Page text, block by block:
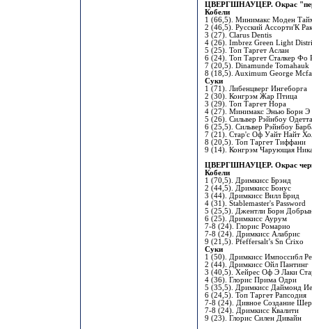
ЦВЕРГШНАУЦЕР. Окрас
Кобели
1 (66,5). Минимакс Моден
2 (46,5). Русский Ассорти'К
3 (27). Clarus Dentis
4 (26). Imbrez Green Light
5 (25). Топ Таргет Аслан
6 (24). Топ Таргет Сталкер Фо
7 (20,5). Dinamunde Tomahauk
8 (18,5). Auximum George
Суки
1 (71). Либенцверг Ингеборга
2 (30). Конгрэм Жар Птица
3 (29). Топ Таргет Нора
4 (27). Минимакс Энью Борн
5 (26). Сильвер Рэйнбоу
6 (25,5). Сильвер Рэйнбоу
7 (21). Стар'с Оф Уайт Найт
8 (20,5). Топ Таргет Тиффани
9 (14). Конгрэм Чарующая
ЦВЕРГШНАУЦЕР. Окрас
Кобели
1 (70,5). Дримкисс Брэнд
2 (44,5). Дримкисс Бонус
3 (44). Дримкисс Вилл Брид
4 (31). Stablemaster's Password
5 (25,5). Джентли Борн
6 (25). Дримкисс Аурум
7-8 (24). Глорис Ромарио
7-8 (24). Дримкисс Алабрис
9 (21,5). Pfeffersalt’s Sn Crixo
Суки
1 (50). Дримкисс Импоссибл
2 (44). Дримкисс Ойл Пантинг
3 (40,5). Хейрес Оф Э Лаки
4 (36). Глорис Прима Одри
5 (35,5). Дримкисс Даймонд
6 (24,5). Топ Таргет Рапсодия
7-8 (24). Дивное Создание
7-8 (24). Дримкисс Квалити
9 (23). Глорис Силен Дивайн